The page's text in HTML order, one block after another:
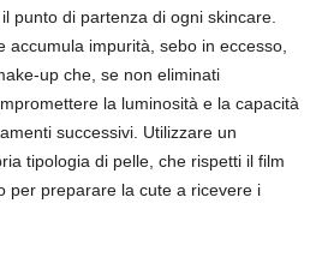
punto di partenza di ogni skincare.
accumula impurità, sebo in eccesso,
up che, se non eliminati
la luminosità e la capacità
successivi. Utilizzare un
tipologia di pelle, che rispetti il film
per preparare la cute a ricevere i